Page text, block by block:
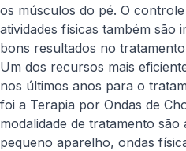
os músculos do pé. O
atividades físicas também são
bons resultados no
Um dos recursos mais
nos últimos anos para o
foi a Terapia por Ondas de
modalidade de tratamento
pequeno aparelho, ondas